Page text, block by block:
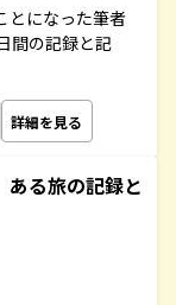
とになった筆者
間の記録と記
詳細を見る
る旅の記録と